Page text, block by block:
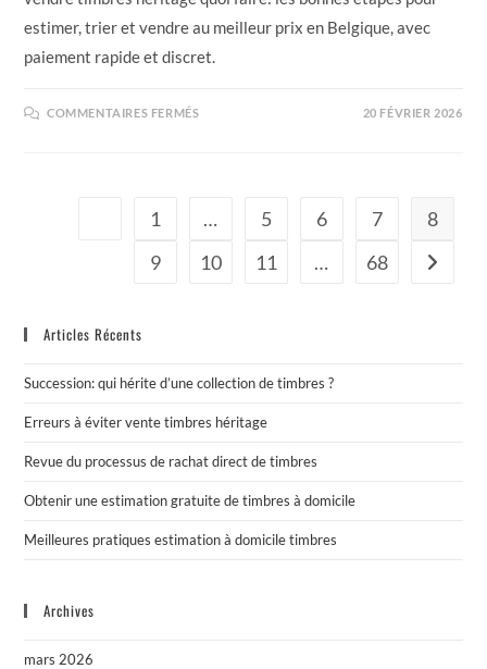
estimer, trier et vendre au meilleur prix en Belgique, avec
paiement rapide et discret.
COMMENTAIRES FERMÉS 20 FÉVRIER 2026
1 … 5 6 7
8
9
10 11 … 68
Articles Récents
Succession: qui hérite d’une collection de timbres ?
Erreurs à éviter vente timbres héritage
Revue du processus de rachat direct de timbres
Obtenir une estimation gratuite de timbres à domicile
Meilleures pratiques estimation à domicile timbres
Archives
mars 2026